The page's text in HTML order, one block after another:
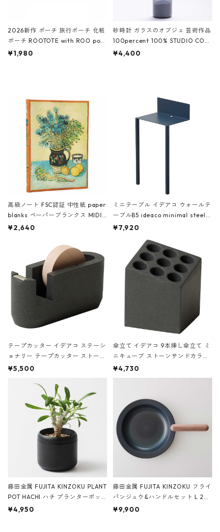
2026新作 ポーチ 旅行ポーチ 化粧
ポーチ ROOTOTE with ROO pou
ch 3532 ルートート WR.ポーチ.ラ
¥1,980
砂時計 ガラスのオブジェ 芸術作品
100percent 100% STUDIO COH
AKU Timeless 100パーセント ス
¥4,400
高級ノート FSC認証 中性紙 paper
blanks ペーパーブランクス MIDI
ハードカバー 罫線 ヴァン・ゴッホ
¥2,640
ミニテーブル イデアコ ウォールテ
ーブルB5 ideaco minimal steel f
urniture WALL Table B5 ネイビー
¥7,920
テープカッター イデアコ ステーシ
ョナリー テープカッター ストーン
サンドカラー 石調 ideaco Station
¥5,500
傘立て イデアコ 9本挿し傘立て ミ
ニキューブ ストーンサンドカラー
石調 ideaco Umbrella Stand CUB
E ストーンサンドブラック
¥4,730
藤田金属 FUJITA KINZOKU PLANT
POT HACHI ハチ プランターポッ
ト 3号 ブラック
¥4,950
藤田金属 FUJITA KINZOKU フライ
パンジュウ&ハンドルセット L 24c
m ガス火・IH対応 鉄フライパン
¥9,900